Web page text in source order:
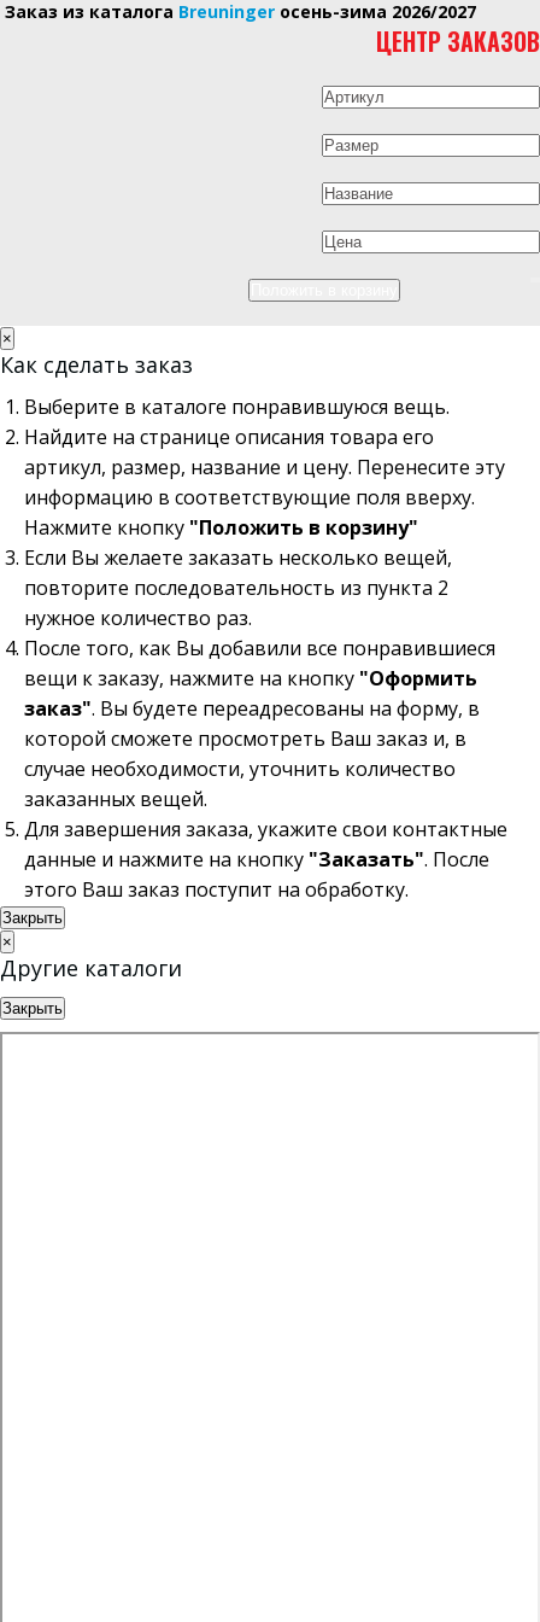
Заказ из каталога Breuninger осень-зима 2026/2027
ЦЕНТР ЗАКАЗОВ
×
Как сделать заказ
Выберите в каталоге понравившуюся вещь.
Найдите на странице описания товара его
артикул, размер, название и цену. Перенесите эту
информацию в соответствующие поля вверху.
Нажмите кнопку "Положить в корзину"
Если Вы желаете заказать несколько вещей,
повторите последовательность из пункта 2
нужное количество раз.
После того, как Вы добавили все понравившиеся
вещи к заказу, нажмите на кнопку "Оформить
заказ". Вы будете переадресованы на форму, в
которой сможете просмотреть Ваш заказ и, в
случае необходимости, уточнить количество
заказанных вещей.
Для завершения заказа, укажите свои контактные
данные и нажмите на кнопку "Заказать". После
этого Ваш заказ поступит на обработку.
Закрыть
×
Другие каталоги
Закрыть